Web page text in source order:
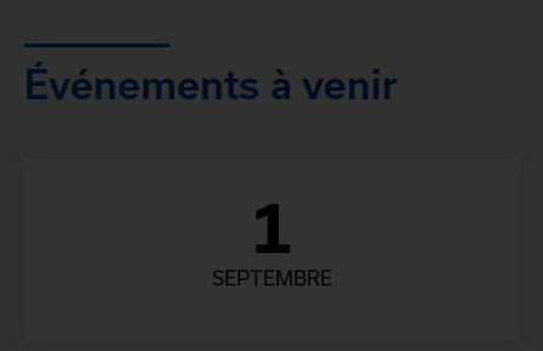
Événements à venir
1
SEPTEMBRE